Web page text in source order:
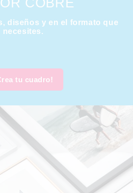
COBRE
diseños y en el formato que
necesites.
tu cuadro!